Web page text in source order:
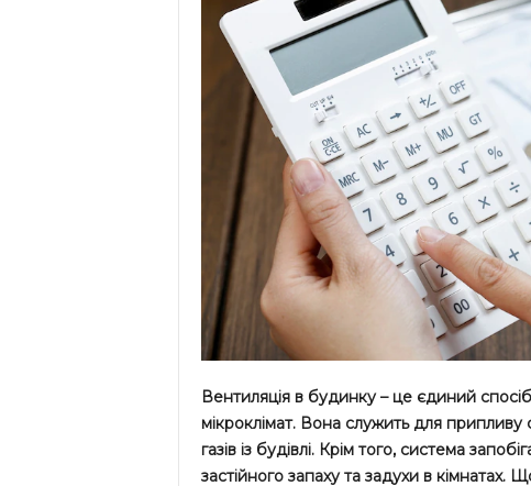
Вентиляція в будинку – це єдиний
мікроклімат. Вона служить для припливу
газів із будівлі. Крім того, система
застійного запаху та задухи в